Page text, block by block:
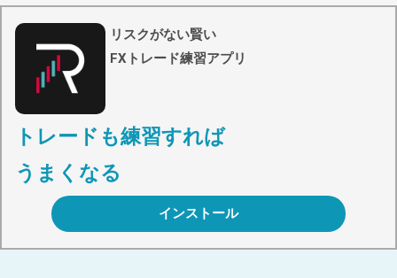
リスクがない賢い
FXトレード練習アプリ
トレードも練習すれば
うまくなる
インストール